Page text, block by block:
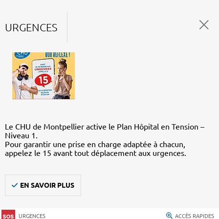
URGENCES
Le CHU de Montpellier active le Plan Hôpital en Tension –
Niveau 1.
Pour garantir une prise en charge adaptée à chacun,
appelez le 15 avant tout déplacement aux urgences.
EN SAVOIR PLUS
URGENCES ACCÈS RAPIDES